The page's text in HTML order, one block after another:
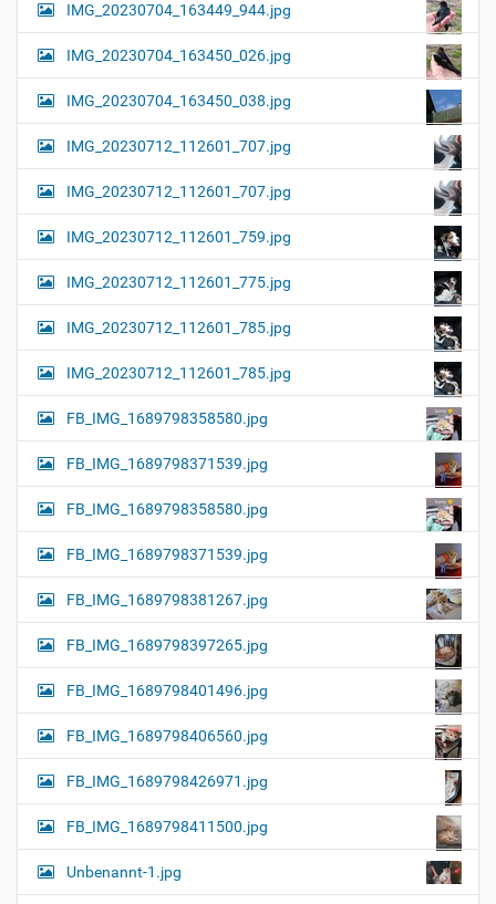
IMG_20230704_163449_944.jpg
IMG_20230704_163450_026.jpg
IMG_20230704_163450_038.jpg
IMG_20230712_112601_707.jpg
IMG_20230712_112601_707.jpg
IMG_20230712_112601_759.jpg
IMG_20230712_112601_775.jpg
IMG_20230712_112601_785.jpg
IMG_20230712_112601_785.jpg
FB_IMG_1689798358580.jpg
FB_IMG_1689798371539.jpg
FB_IMG_1689798358580.jpg
FB_IMG_1689798371539.jpg
FB_IMG_1689798381267.jpg
FB_IMG_1689798397265.jpg
FB_IMG_1689798401496.jpg
FB_IMG_1689798406560.jpg
FB_IMG_1689798426971.jpg
FB_IMG_1689798411500.jpg
Unbenannt-1.jpg